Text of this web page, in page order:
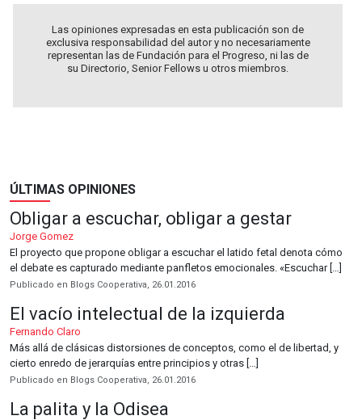
Las opiniones expresadas en esta publicación son de
exclusiva responsabilidad del autor y no necesariamente
representan las de Fundación para el Progreso, ni las de
su Directorio, Senior Fellows u otros miembros.
ÚLTIMAS OPINIONES
Obligar a escuchar, obligar a gestar
Jorge Gomez
El proyecto que propone obligar a escuchar el latido fetal denota cómo
el debate es capturado mediante panfletos emocionales. «Escuchar […]
Publicado en Blogs Cooperativa, 26.01.2016
El vacío intelectual de la izquierda
Fernando Claro
Más allá de clásicas distorsiones de conceptos, como el de libertad, y
cierto enredo de jerarquías entre principios y otras […]
Publicado en Blogs Cooperativa, 26.01.2016
La palita y la Odisea